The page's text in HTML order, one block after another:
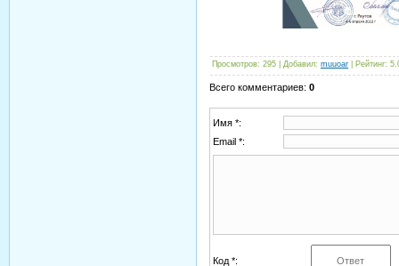
Просмотров: 295 | Добавил: muuoar Рейтинг:
Всего комментариев: 0
Имя *:
Email *:
Код *: